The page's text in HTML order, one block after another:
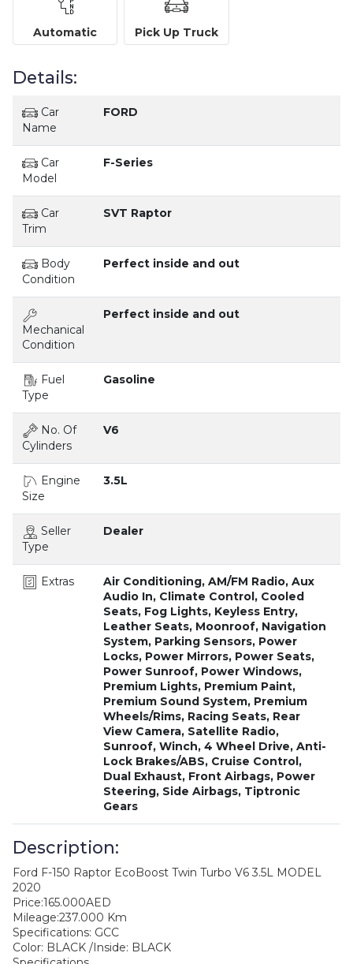
Automatic Pick Up Truck
Details:
Car
Name
FORD
Car
Model
F-Series
Car
Trim
SVT Raptor
Body
Condition
Perfect inside and out
Mechanical
Condition
Perfect inside and out
Fuel
Type
Gasoline
No. Of
Cylinders
V6
Engine
Size
3.5L
Seller
Type
Dealer
Extras
Air Conditioning, AM/FM Radio, Aux
Audio In, Climate Control, Cooled
Seats, Fog Lights, Keyless Entry,
Leather Seats, Moonroof, Navigation
System, Parking Sensors, Power
Locks, Power Mirrors, Power Seats,
Power Sunroof, Power Windows,
Premium Lights, Premium Paint,
Premium Sound System, Premium
Wheels/Rims, Racing Seats, Rear
View Camera, Satellite Radio,
Sunroof, Winch, 4 Wheel Drive, Anti-
Lock Brakes/ABS, Cruise Control,
Dual Exhaust, Front Airbags, Power
Steering, Side Airbags, Tiptronic
Gears
Description:
Ford F-150 Raptor EcoBoost Twin Turbo V6 3.5L MODEL
2020
Price:165.000AED
Mileage:237.000 Km
Specifications: GCC
Color: BLACK /Inside: BLACK